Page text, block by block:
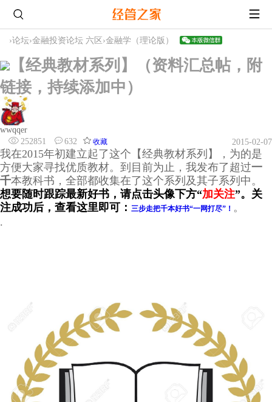
›论坛›金融投资论坛 六区 ›金融学（理论版）
【经典教材系列】（资料汇总帖，附
链接，持续添加中）
wwqqer
252851
632 收藏 2015-02-07
我在2015年初建立起了这个【经典教材系列】，为的是
方便大家寻找优质教材。到目前为止，我发布了超过一
千本教科书，全部都收集在了这个系列及其子系列中。
想要随时跟踪最新好书，请点击头像下方“加关注”。 关
注成功后，查看这里即可： 三步走把千本好书“一网打尽”！ 。
.